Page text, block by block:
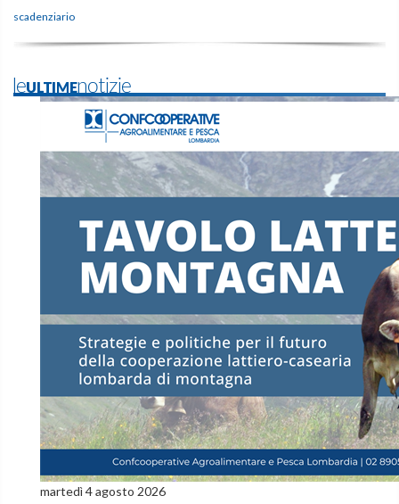
scadenziario
leULTIMEnotizie
martedì 4 agosto 2026